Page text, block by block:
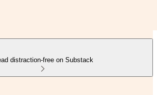
distraction-free on Substack